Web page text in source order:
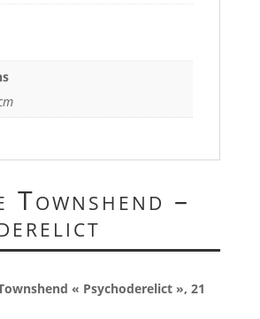
Townshend –
« Psychoderelict », 21